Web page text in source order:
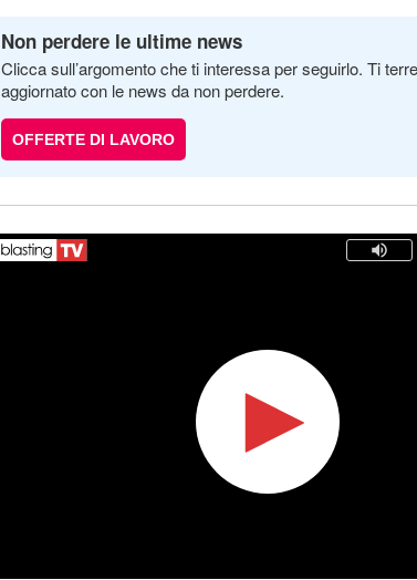
Non perdere le ultime news
Clicca sull’argomento che ti interessa per seguirlo. Ti
aggiornato con le news da non perdere.
OFFERTE DI LAVORO